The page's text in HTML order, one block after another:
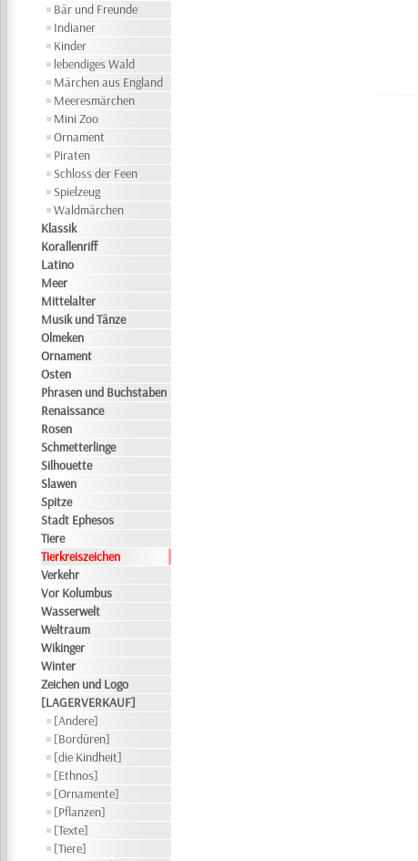
Bär und Freunde
Indianer
Kinder
lebendiges Wald
Märchen aus England
Meeresmärchen
Mini Zoo
Ornament
Piraten
Schloss der Feen
Spielzeug
Waldmärchen
Klassik
Korallenriff
Latino
Meer
Mittelalter
Musik und Tänze
Olmeken
Ornament
Osten
Phrasen und Buchstaben
Renaissance
Rosen
Schmetterlinge
Silhouette
Slawen
Spitze
Stadt Ephesos
Tiere
Tierkreiszeichen
Verkehr
Vor Kolumbus
Wasserwelt
Weltraum
Wikinger
Winter
Zeichen und Logo
[LAGERVERKAUF]
[Andere]
[Bordüren]
[die Kindheit]
[Ethnos]
[Ornamente]
[Pflanzen]
[Texte]
[Tiere]